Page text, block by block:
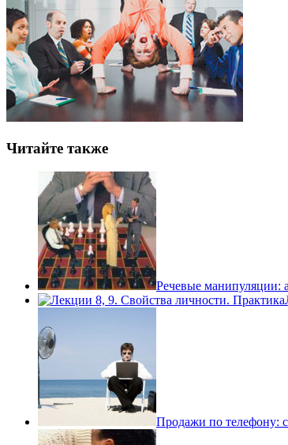
Читайте также
Речевые манипуляции:
Продажи по телефону: